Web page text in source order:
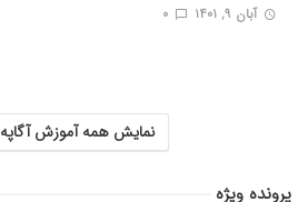
آبان ۹, ۱۴۰۱ 0
نمایش همه آموزش آگاپه
پرونده ویژه